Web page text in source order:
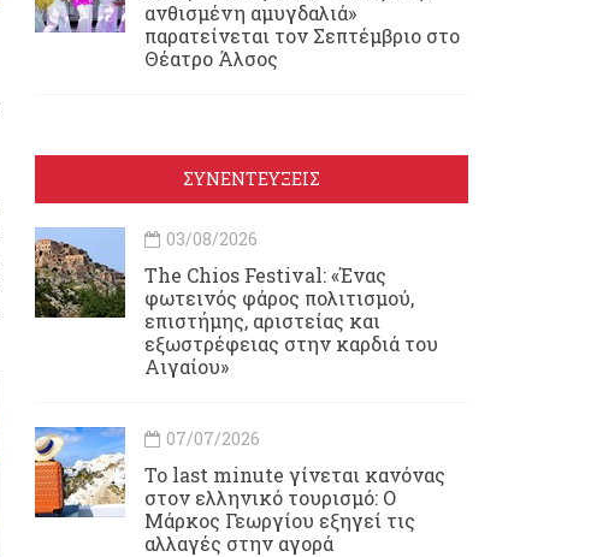
ανθισμένη αμυγδαλιά»
παρατείνεται τον Σεπτέμβριο στο
Θέατρο Άλσος
ΣΥΝΕΝΤΕΥΞΕΙΣ
03/08/2026
Τhe Chios Festival: «Ένας
φωτεινός φάρος πολιτισμού,
επιστήμης, αριστείας και
εξωστρέφειας στην καρδιά του
Αιγαίου»
07/07/2026
Το last minute γίνεται κανόνας
στον ελληνικό τουρισμό: Ο
Μάρκος Γεωργίου εξηγεί τις
αλλαγές στην αγορά